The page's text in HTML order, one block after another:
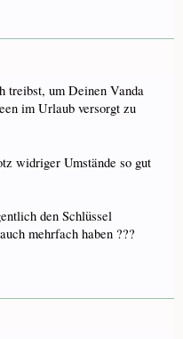
treibst, um Deinen Vanda
im Urlaub versorgt zu
widriger Umstände so gut
den Schlüssel
mehrfach haben ???